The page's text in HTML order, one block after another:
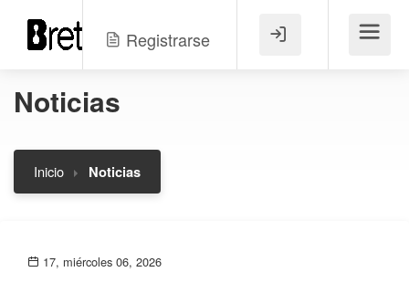
Registrarse Menú
Noticias
Inicio Noticias
17, miércoles 06, 2026